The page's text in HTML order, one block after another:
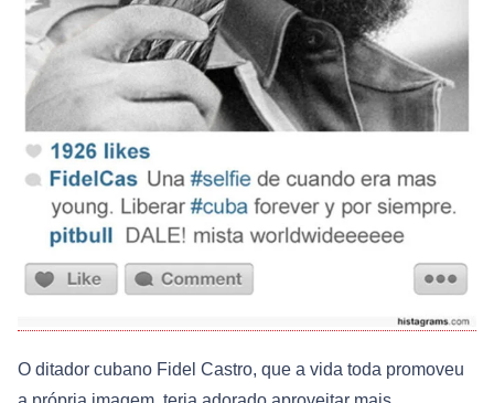
O ditador cubano Fidel Castro, que a vida toda promoveu